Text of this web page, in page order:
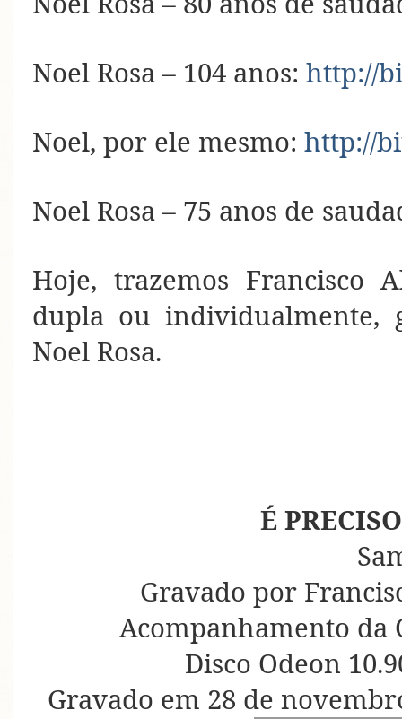
Noel Rosa – 104 anos: http://
Noel, por ele mesmo: http://
Noel Rosa – 75 anos de
Hoje, trazemos Francisco
dupla ou individualmente,
Noel Rosa.
É
Gravado por
Acompanhamento da
Disco Odeon
Gravado em 28 de